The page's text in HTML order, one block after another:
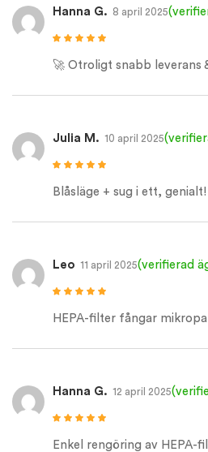
5
Hanna G. 8 april 2025
🚀 Otroligt snabb leverans
5
Julia M. 10 april 2025
Blåsläge + sug i ett, genialt!
5
Leo (verifierad
11 april 2025
HEPA-filter fångar
5
Hanna G. 12 april 2025
Enkel rengöring av HEPA-